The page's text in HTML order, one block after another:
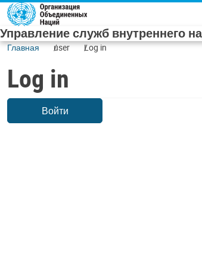
Skip to main content
Управление служб внутреннего
Главная user Log in
Log in
Войти